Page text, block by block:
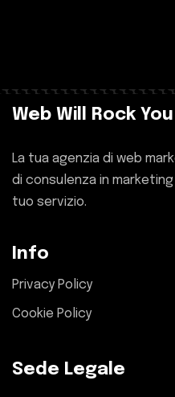
Web Will Rock You
La tua agenzia di web
di consulenza in
tuo servizio.
Info
Privacy Policy
Cookie Policy
Sede Legale